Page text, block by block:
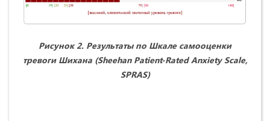
Рисунок 2. Результаты по Шкале самооценки
тревоги Шихана (Sheehan Patient-Rated Anxiety Scale,
SPRAS)